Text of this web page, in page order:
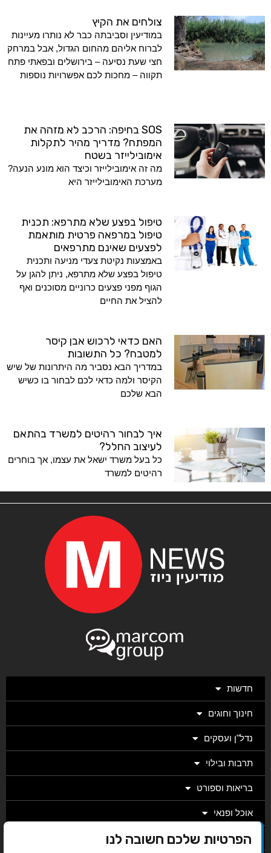
צולחים את הקיץ
במודיעין וסביבתה כבר לא נותרו מעיינות
לברוח אליהם מהחום הגדול, אבל במרחק
חצי שעת נסיעה – בירושלים ובפאתי פתח
תקווה – מחכות לכם אפשרויות נוספות
SOS בחיפה: הרכב לא מזהה את
המפתח? מדריך מהיר לתקלות
אימובילייזר בשטח
מה זה אימובילייזר וכיצד הוא מונע הנעה?
מערכת האימובילייזר היא
טיפול בפצע שלא מתרפא: תכנית
טיפול במרפאה פרטית מותאמת
לפצעים שאינם מתרפאים
באמצעות נקיטת צעדי מניעה ותכנית
טיפול בפצע שלא מתרפא, ניתן להגן על
הגוף מפני פצעים כרוניים מסוכנים ואף
להציל את החיים
האם כדאי לרכוש אבן קיסר
למטבח? כל התשובות
במדריך הבא נסביר מה היתרונות של שיש
הקיסר ולמה כדאי לכם לבחור בו כשיש
הבא שלכם
איך לבחור רהיטים למשרד בהתאם
לעיצוב החלל?
כל בעל משרד ישאל את עצמו, אך בוחרים
רהיטים למשרד
חדשות
חינוך וחוגים
נדל"ן ועסקים
תרבות ובילוי
בריאות וספורט
אוכל ופנאי
מגזין
הפרטיות שלכם חשובה לנו